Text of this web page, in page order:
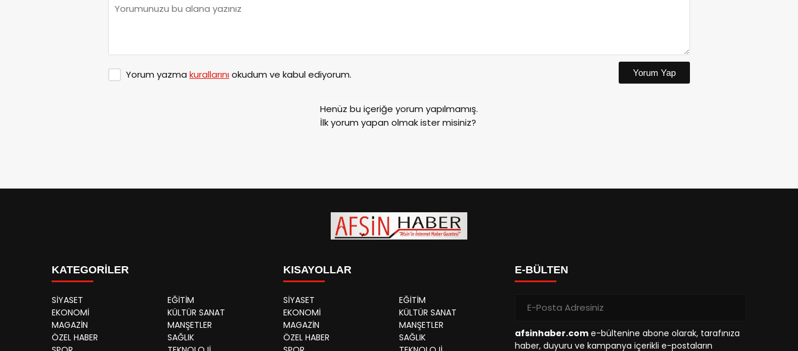
Yorum yazma kurallarınıokudum ve kabul ediyorum. Yorum Yap
Henüz bu içeriğe yorum yapılmamış.
İlk yorum yapan olmak ister misiniz?
KATEGORİLER
SİYASET
EĞİTİM
EKONOMİ
KÜLTÜR SANAT
MAGAZİN
MANŞETLER
ÖZEL HABER
SAĞLIK
KISAYOLLAR
SİYASET
EĞİTİM
EKONOMİ
KÜLTÜR SANAT
MAGAZİN
MANŞETLER
ÖZEL HABER
SAĞLIK
E-BÜLTEN
afsinhaber.com e-bültenine abone olarak, tarafınıza
haber, duyuru ve kampanya içerikli e-postaların